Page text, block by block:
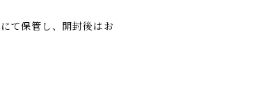
て保管し、開封後はお